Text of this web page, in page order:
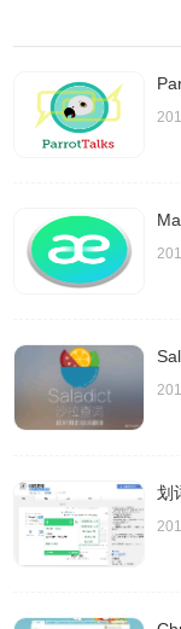
可以拉伸变形这个
c.定义顶部蓝线以
f.右击闪区可以复制
1.下载
后会出现下图，点
划